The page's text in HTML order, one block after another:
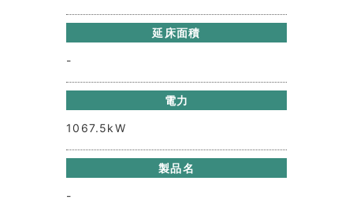
延床面積
-
電力
1067.5kW
製品名
-